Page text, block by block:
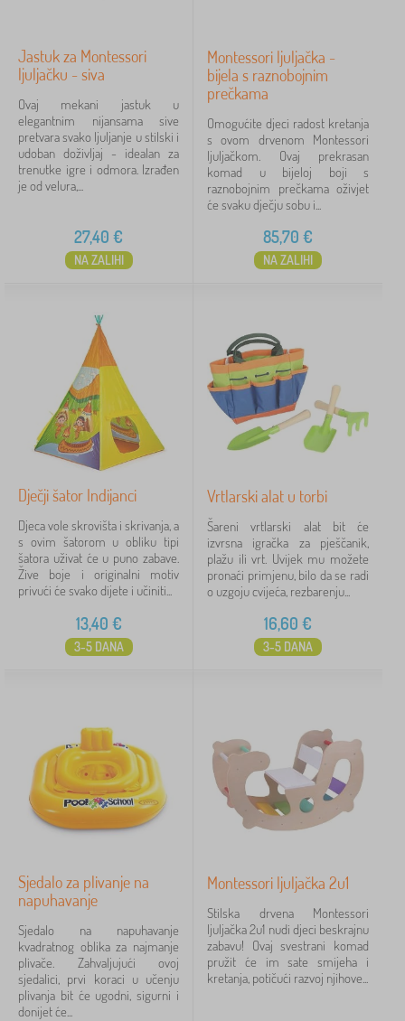
Jastuk za Montessori
ljuljačku - siva
Ovaj mekani jastuk u
elegantnim nijansama sive
pretvara svako ljuljanje u stilski i
udoban doživljaj - idealan za
trenutke igre i odmora. Izrađen
je od velura,...
27,40 €
NA ZALIHI
Montessori ljuljačka -
bijela s raznobojnim
prečkama
Omogućite djeci radost kretanja
s ovom drvenom Montessori
ljuljačkom. Ovaj prekrasan
komad u bijeloj boji s
raznobojnim prečkama oživjet
će svaku dječju sobu i...
85,70 €
NA ZALIHI
Dječji šator Indijanci
Djeca vole skrovišta i skrivanja, a
s ovim šatorom u obliku tipi
šatora uživat će u puno zabave.
Žive boje i originalni motiv
privući će svako dijete i učiniti...
13,40 €
3-5 DANA
Vrtlarski alat u torbi
Šareni vrtlarski alat bit će
izvrsna igračka za pješčanik,
plažu ili vrt. Uvijek mu možete
pronaći primjenu, bilo da se radi
o uzgoju cvijeća, rezbarenju...
16,60 €
3-5 DANA
Sjedalo za plivanje na
napuhavanje
Sjedalo na napuhavanje
kvadratnog oblika za najmanje
plivače. Zahvaljujući ovoj
sjedalici, prvi koraci u učenju
plivanja bit će ugodni, sigurni i
donijet će...
Montessori ljuljačka 2u1
Stilska drvena Montessori
ljuljačka 2u1 nudi djeci beskrajnu
zabavu! Ovaj svestrani komad
pružit će im sate smijeha i
kretanja, potičući razvoj njihove...